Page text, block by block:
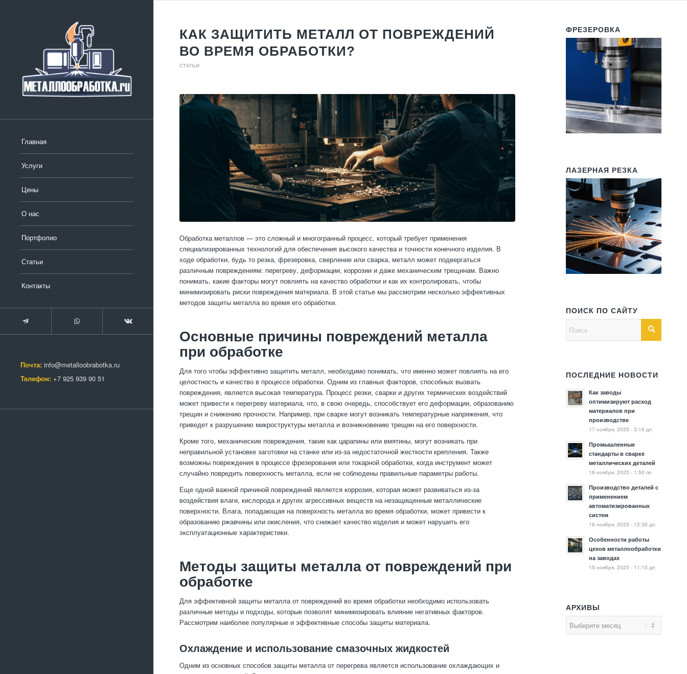
Главная
Услуги
Цены
О нас
Портфолио
Статьи
Контакты
Почта: info@metalloobrabotka.ru
Телефон: +7 925 939 90 51
КАК ЗАЩИТИТЬ МЕТАЛЛ ОТ ПОВРЕЖДЕНИЙ
ВО ВРЕМЯ ОБРАБОТКИ?
СТАТЬИ
Обработка металлов — это сложный и многогранный процесс, который требует применения
специализированных технологий для обеспечения высокого качества и точности конечного изделия. В
ходе обработки, будь то резка, фрезеровка, сверление или сварка, металл может подвергаться
различным повреждениям: перегреву, деформации, коррозии и даже механическим трещинам. Важно
понимать, какие факторы могут повлиять на качество обработки и как их контролировать, чтобы
минимизировать риски повреждения материала. В этой статье мы рассмотрим несколько эффективных
методов защиты металла во время его обработки.
Основные причины повреждений металла
при обработке
Для того чтобы эффективно защитить металл, необходимо понимать, что именно может повлиять на его
целостность и качество в процессе обработки. Одним из главных факторов, способных вызвать
повреждения, является высокая температура. Процесс резки, сварки и других термических воздействий
может привести к перегреву материала, что, в свою очередь, способствует его деформации, образованию
трещин и снижению прочности. Например, при сварке могут возникать температурные напряжения, что
приведет к разрушению микроструктуры металла и возникновению трещин на его поверхности.
Кроме того, механические повреждения, такие как царапины или вмятины, могут возникать при
неправильной установке заготовки на станке или из-за недостаточной жесткости крепления. Также
возможны повреждения в процессе фрезерования или токарной обработки, когда инструмент может
случайно повредить поверхность металла, если не соблюдены правильные параметры работы.
Еще одной важной причиной повреждений является коррозия, которая может развиваться из-за
воздействия влаги, кислорода и других агрессивных веществ на незащищенные металлические
поверхности. Влага, попадающая на поверхность металла во время обработки, может привести к
образованию ржавчины или окисления, что снижает качество изделия и может нарушить его
эксплуатационные характеристики.
Методы защиты металла от повреждений при
обработке
Для эффективной защиты металла от повреждений во время обработки необходимо использовать
различные методы и подходы, которые позволят минимизировать влияние негативных факторов.
Рассмотрим наиболее популярные и эффективные способы защиты материала.
Охлаждение и использование смазочных жидкостей
Одним из основных способов защиты металла от перегрева является использование охлаждающих и
ФРЕЗЕРОВКА
ЛАЗЕРНАЯ РЕЗКА
ПОИСК ПО САЙТУ
ПОСЛЕДНИЕ НОВОСТИ
Как заводы
оптимизируют расход
материалов при
производстве
17 ноября, 2025 - 3:10 дп
Промышленные
стандарты в сварке
металлических деталей
16 ноября, 2025 - 1:50 пп
Производство деталей с
применением
автоматизированных
систем
16 ноября, 2025 - 12:30 дп
Особенности работы
цехов металлообработки
на заводах
15 ноября, 2025 - 11:10 дп
АРХИВЫ